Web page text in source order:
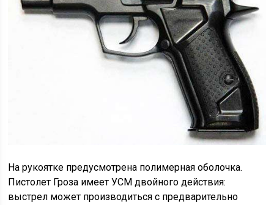
На рукоятке предусмотрена полимерная оболочка.
Пистолет Гроза имеет УСМ двойного действия:
выстрел может производиться с предварительно